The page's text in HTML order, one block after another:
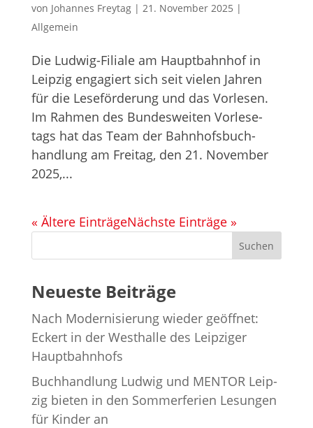
von Johannes Freytag| 21. November 2025 |
Allgemein
Die Lud­wig-Filiale am Haupt­bahn­hof in
Leip­zig enga­giert sich seit vie­len Jah­ren
für die Lese­för­de­rung und das Vor­le­sen.
Im Rah­men des Bun­des­wei­ten Vor­le­se­
tags hat das Team der Bahn­hofs­buch­
hand­lung am Frei­tag, den 21. Novem­ber
2025,...
« Ältere EinträgeNächste Einträge »
Suchen
Neueste Beiträge
Nach Moder­ni­sie­rung wie­der geöff­net:
Eckert in der West­halle des Leip­zi­ger
Hauptbahnhofs
Buch­hand­lung Lud­wig und MENTOR Leip­
zig bie­ten in den Som­mer­fe­rien Lesun­gen
für Kin­der an